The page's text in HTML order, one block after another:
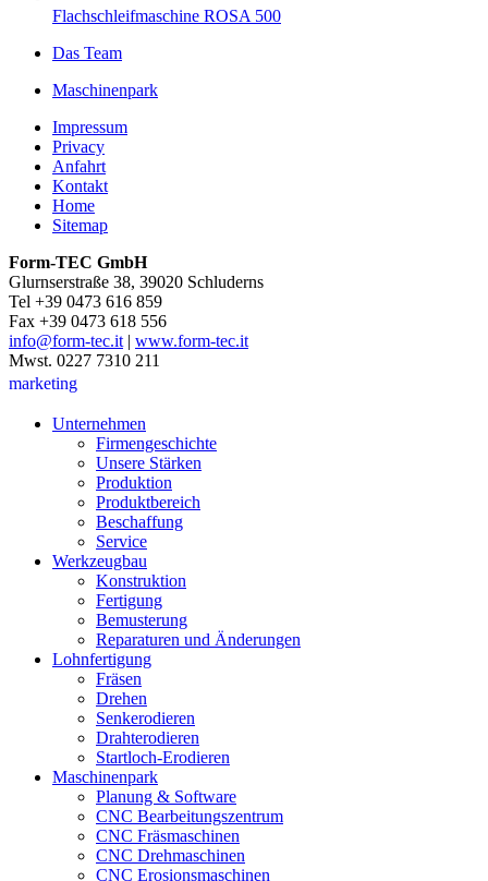
Flachschleifmaschine ROSA 500
Das Team
Maschinenpark
Impressum
Privacy
Anfahrt
Kontakt
Home
Sitemap
Form-TEC GmbH
Glurnserstraße 38, 39020 Schluderns
Tel +39 0473 616 859
Fax +39 0473 618 556
info@form-tec.it| www.form-tec.it
Mwst. 0227 7310 211
marketing
Unternehmen
Firmengeschichte
Unsere Stärken
Produktion
Produktbereich
Beschaffung
Service
Werkzeugbau
Konstruktion
Fertigung
Bemusterung
Reparaturen und Änderungen
Lohnfertigung
Fräsen
Drehen
Senkerodieren
Drahterodieren
Startloch-Erodieren
Maschinenpark
Planung & Software
CNC Bearbeitungszentrum
CNC Fräsmaschinen
CNC Drehmaschinen
CNC Erosionsmaschinen